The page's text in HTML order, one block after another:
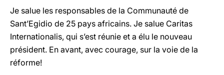
Je salue les responsables de la Communauté de
Sant’Egidio de 25 pays africains. Je salue Caritas
Internationalis, qui s’est réunie et a élu le nouveau
président. En avant, avec courage, sur la voie de la
réforme!